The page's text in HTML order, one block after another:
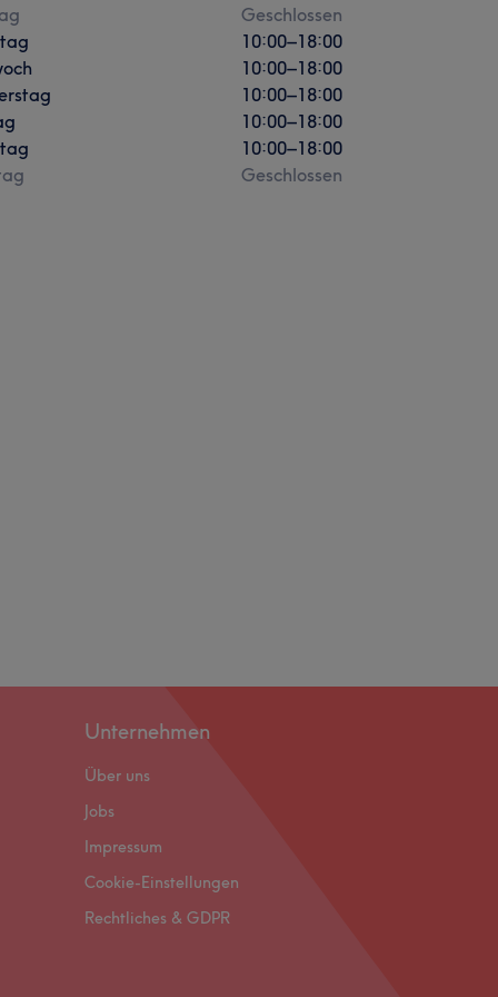
Geschlossen
10:00–18:00
10:00–18:00
10:00–18:00
10:00–18:00
10:00–18:00
Geschlossen
Unternehmen
Über uns
Jobs
Impressum
Cookie-Einstellungen
Rechtliches & GDPR